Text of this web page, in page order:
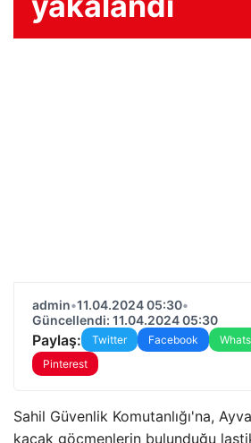
admin•11.04.2024 05:30•
Güncellendi: 11.04.2024 05:30
Paylaş: Twitter Facebook
Pinterest
Sahil Güvenlik Komutanlığı'na,
kaçak göçmenlerin bulunduğu